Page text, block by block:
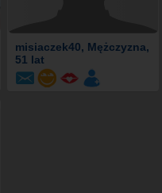
misiaczek40, Mężczyzna,
51 lat